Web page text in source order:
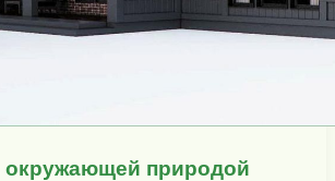
окружающей природой